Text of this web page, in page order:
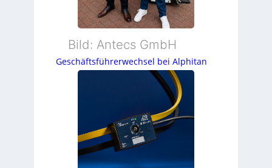
Bild: Antecs GmbH
Geschäftsführerwechsel bei Alphitan